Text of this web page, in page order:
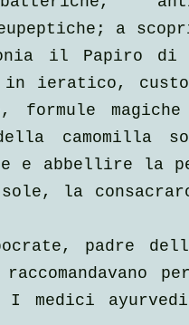
a
il Papiro di
ieratico,
formule
camomilla
e abbellire la
la
padre
medici